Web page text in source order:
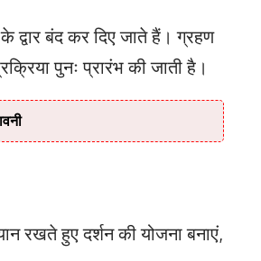
द्वार बंद कर दिए जाते हैं। ग्रहण
पुनः प्रारंभ की जाती है।
रखते हुए दर्शन की योजना बनाएं,